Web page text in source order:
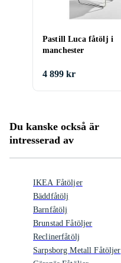
Pastill Luca fåtölj i
manchester
4 899 kr
Du kanske också är
intresserad av
IKEA Fåtöljer
Bäddfåtölj
Barnfåtölj
Brunstad Fåtöljer
Reclinerfåtölj
Sarpsborg Metall Fåtöljer